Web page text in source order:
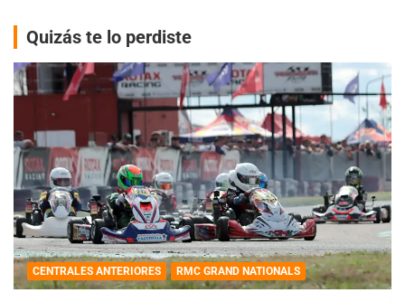
Quizás te lo perdiste
CENTRALES ANTERIORES RMC GRAND NATIONALS